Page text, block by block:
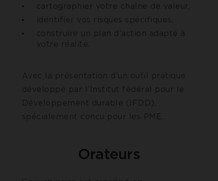
cartographier votre chaîne de valeur,
identifier vos risques spécifiques,
construire un plan d’action adapté à
votre réalité.
Avec la présentation d’un outil pratique
développé par l’Institut fédéral pour le
Développement durable (IFDD),
spécialement conçu pour les PME.
Orateurs